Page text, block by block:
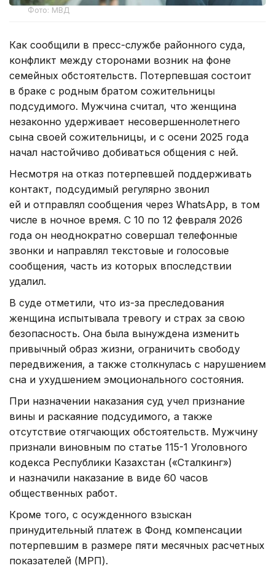
Фото: МВД
Как сообщили в пресс-службе районного суда,
конфликт между сторонами возник на фоне
семейных обстоятельств. Потерпевшая состоит
в браке с родным братом сожительницы
подсудимого. Мужчина считал, что женщина
незаконно удерживает несовершеннолетнего
сына своей сожительницы, и с осени 2025 года
начал настойчиво добиваться общения с ней.
Несмотря на отказ потерпевшей поддерживать
контакт, подсудимый регулярно звонил
ей и отправлял сообщения через WhatsApp, в том
числе в ночное время. С 10 по 12 февраля 2026
года он неоднократно совершал телефонные
звонки и направлял текстовые и голосовые
сообщения, часть из которых впоследствии
удалил.
В суде отметили, что из-за преследования
женщина испытывала тревогу и страх за свою
безопасность. Она была вынуждена изменить
привычный образ жизни, ограничить свободу
передвижения, а также столкнулась с нарушением
сна и ухудшением эмоционального состояния.
При назначении наказания суд учел признание
вины и раскаяние подсудимого, а также
отсутствие отягчающих обстоятельств. Мужчину
признали виновным по статье 115-1 Уголовного
кодекса Республики Казахстан («Сталкинг»)
и назначили наказание в виде 60 часов
общественных работ.
Кроме того, с осужденного взыскан
принудительный платеж в Фонд компенсации
потерпевшим в размере пяти месячных расчетных
показателей (МРП).